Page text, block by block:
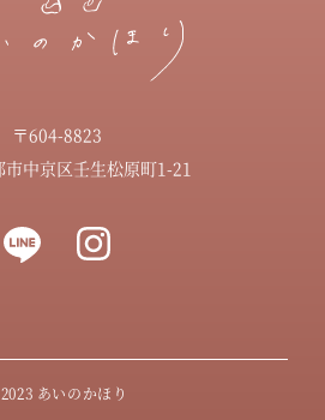
〒604-8823
市中京区壬生松原町1-21
あいのかほり